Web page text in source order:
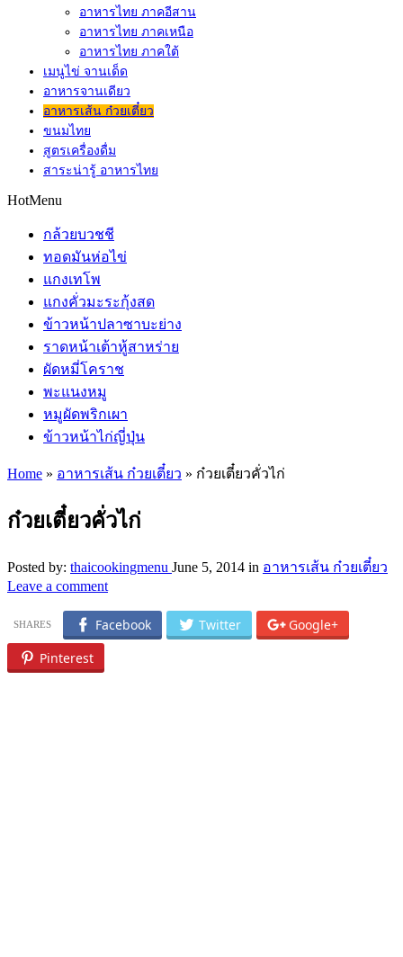
อาหารไทย ภาคอีสาน
อาหารไทย ภาคเหนือ
อาหารไทย ภาคใต้
เมนูไข่ จานเด็ด
อาหารจานเดียว
อาหารเส้น ก๋วยเตี๋ยว
ขนมไทย
สูตรเครื่องดื่ม
สาระน่ารู้ อาหารไทย
HotMenu
กล้วยบวชชี
ทอดมันห่อไข่
แกงเทโพ
แกงคั่วมะระกุ้งสด
ข้าวหน้าปลาซาบะย่าง
ราดหน้าเต้าหู้สาหร่าย
ผัดหมี่โคราช
พะแนงหมู
หมูผัดพริกเผา
ข้าวหน้าไก่ญี่ปุ่น
Home » อาหารเส้น ก๋วยเตี๋ยว » ก๋วยเตี๋ยวคั่วไก่
ก๋วยเตี๋ยวคั่วไก่
Posted by: thaicookingmenu June 5, 2014 in อาหารเส้น ก๋วยเตี๋ยว
Leave a comment
Facebook Twitter
Google+
Pinterest